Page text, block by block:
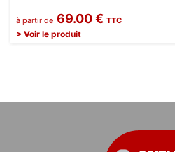
à partir de 69.00 € TTC
> Voir le produit